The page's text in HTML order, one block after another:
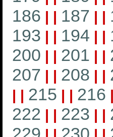
186 | | 187 | |
193 | | 194 | |
200 | | 201 | |
207 | | 208 | |
| | 215 | | 216 |
222 | | 223 | |